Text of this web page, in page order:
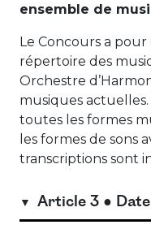
ensemble de
Le Concours a
répertoire des
Orchestre
musiques
toutes les formes
les formes de sons
transcriptions sont
Article 3 ●